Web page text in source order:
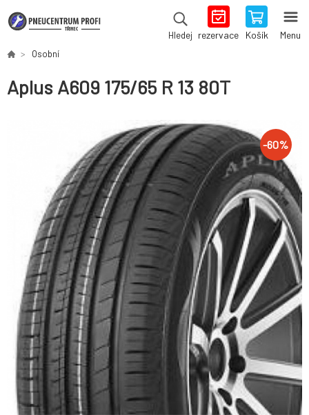
Hledej rezervace Košík Menu
Osobní
Aplus A609 175/65 R 13 80T
-60%